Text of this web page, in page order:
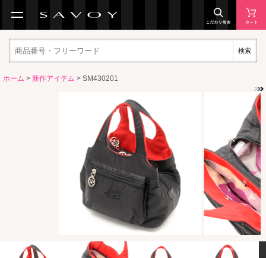
検索
ホーム > 新作アイテム > SM430201